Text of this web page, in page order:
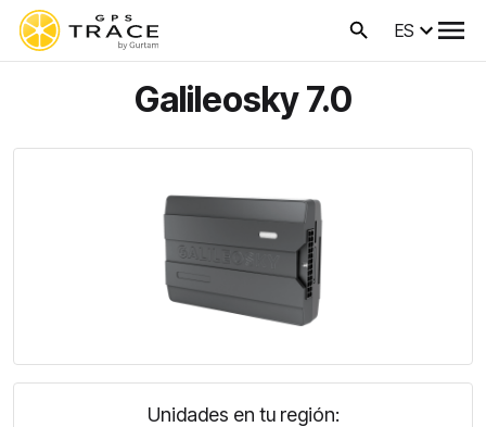
ES
Galileosky 7.0
Unidades en tu región: